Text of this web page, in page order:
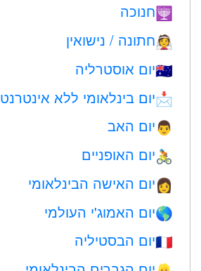
🕎חנוכה
👰חתונה / נישואין
🇦🇺יום אוסטרליה
📩יום בינלאומי ללא אינטרנט
👨יום האב
🚴יום האופניים
👩יום האישה הבינלאומי
🌎יום האמוג'י העולמי
🇫🇷יום הבסטיליה